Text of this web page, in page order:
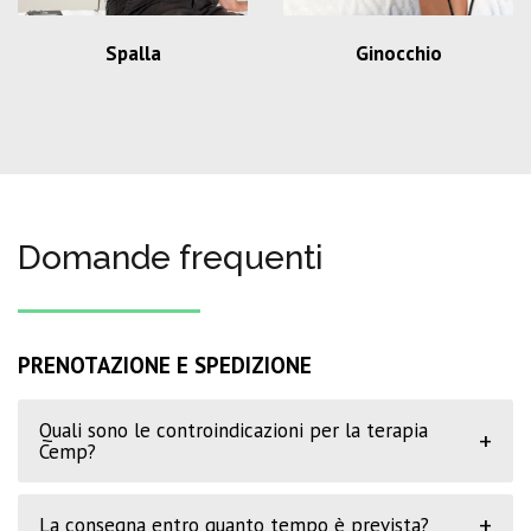
Spalla Ginocchio
Domande frequenti
PRENOTAZIONE E SPEDIZIONE
Quali sono le controindicazioni per la terapia
Cemp?
+
La consegna entro quanto tempo è prevista?